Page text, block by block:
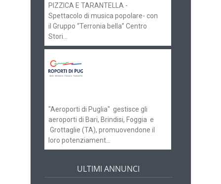
PIZZICA E TARANTELLA -
Spettacolo di musica popolare- con
il Gruppo “Terronia bella” Centro
Stori...
"Aeroporti di Puglia" gestisce gli
aeroporti di Bari, Brindisi, Foggia e
Grottaglie (TA), promuovendone il
loro potenziament...
ULTIMI ANNUNCI